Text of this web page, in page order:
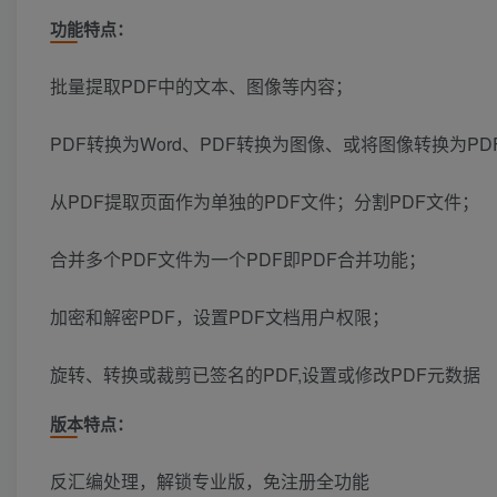
功能特点：
批量提取PDF中的文本、图像等内容；
PDF转换为Word、PDF转换为图像、或将图像转换为
从PDF提取页面作为单独的PDF文件；分割PDF文件；
合并多个PDF文件为一个PDF即PDF合并功能；
加密和解密PDF，设置PDF文档用户权限；
旋转、转换或裁剪已签名的PDF,设置或修改PDF元数据
版本特点：
反汇编处理，解锁专业版，免注册全功能